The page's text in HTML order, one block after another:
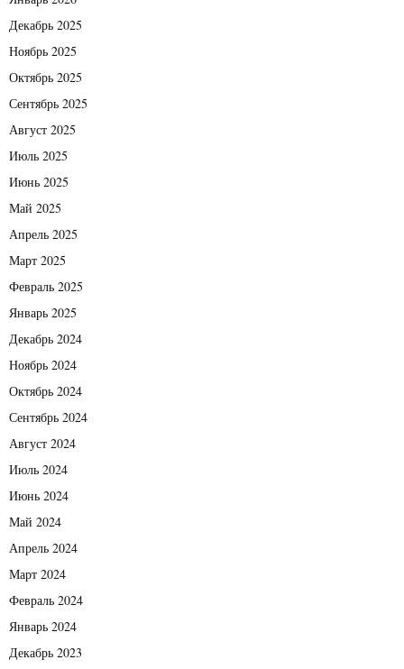
Декабрь 2025
Ноябрь 2025
Октябрь 2025
Сентябрь 2025
Август 2025
Июль 2025
Июнь 2025
Май 2025
Апрель 2025
Март 2025
Февраль 2025
Январь 2025
Декабрь 2024
Ноябрь 2024
Октябрь 2024
Сентябрь 2024
Август 2024
Июль 2024
Июнь 2024
Май 2024
Апрель 2024
Март 2024
Февраль 2024
Январь 2024
Декабрь 2023